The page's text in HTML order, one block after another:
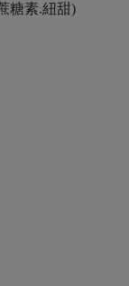
糖素.紐甜)